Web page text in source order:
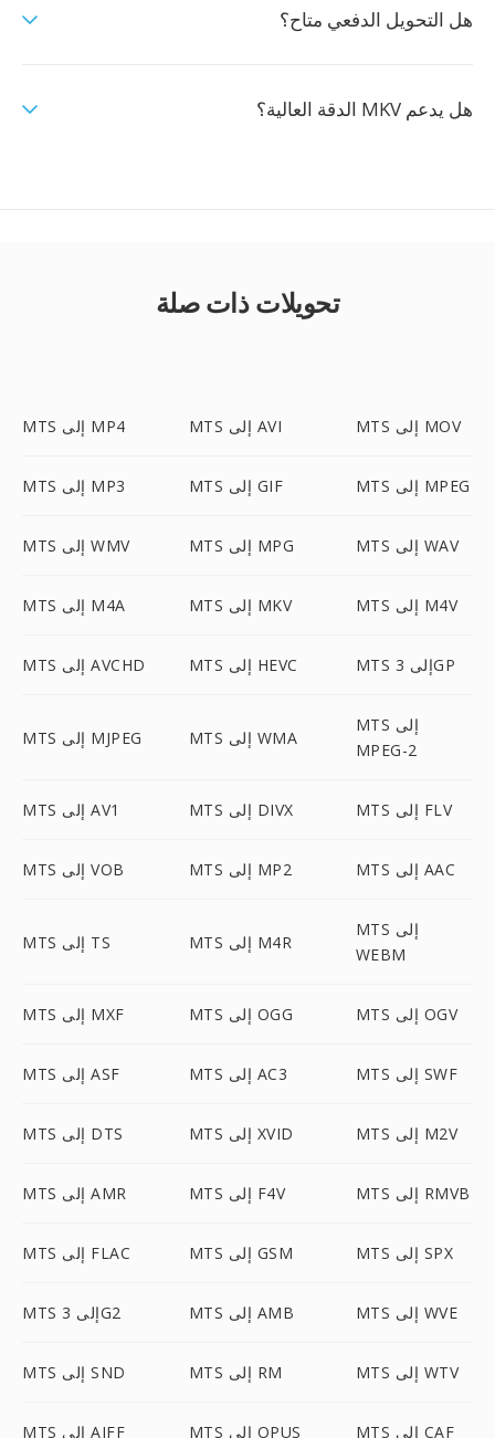
هل التحويل الدفعي متاح؟
هل يدعم MKV الدقة العالية؟
تحويلات ذات صلة
MTS إلى MP4 MTS إلى AVI MTS إلى MOV
MTS إلى MP3 MTS إلى GIF MTS إلى MPEG
MTS إلى WMV MTS إلى MPG MTS إلى WAV
MTS إلى M4A MTS إلى MKV MTS إلى M4V
MTS إلى AVCHD MTS إلى HEVC MTS إلى 3GP
MTS إلى MJPEG MTS إلى WMA
MTS إلى
MPEG-2
MTS إلى AV1 MTS إلى DIVX MTS إلى FLV
MTS إلى VOB MTS إلى MP2 MTS إلى AAC
MTS إلى TS MTS إلى M4R
MTS إلى
WEBM
MTS إلى MXF MTS إلى OGG MTS إلى OGV
MTS إلى ASF MTS إلى AC3 MTS إلى SWF
MTS إلى DTS MTS إلى XVID MTS إلى M2V
MTS إلى AMR MTS إلى F4V MTS إلى RMVB
MTS إلى FLAC MTS إلى GSM MTS إلى SPX
MTS إلى 3G2 MTS إلى AMB MTS إلى WVE
MTS إلى SND MTS إلى RM MTS إلى WTV
MTS إلى AIFF MTS إلى OPUS MTS إلى CAF